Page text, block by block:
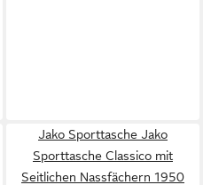
Jako Sporttasche Jako
Sporttasche Classico mit
Seitlichen Nassfächern 1950